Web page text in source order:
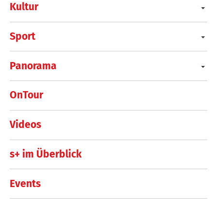
Kultur
Sport
Panorama
OnTour
Videos
s+ im Überblick
Events